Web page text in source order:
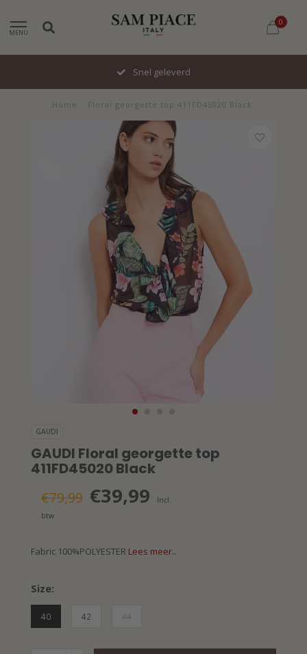
MENU
0
Snel geleverd
Home Floral georgette top 411FD45020 Black
GAUDI
GAUDI Floral georgette top
411FD45020 Black
€79,99 €39,99
Incl.
btw
Fabric 100%POLYESTER Lees meer..
Size:
40 42